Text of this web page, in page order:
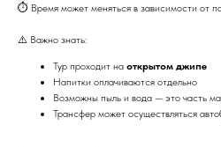
⏱ Время может меняться в зависимости от
⚠️ Важно знать:
Тур проходит на открытом джипе
Напитки оплачиваются отдельно
Возможны пыль и вода — это часть
Трансфер может осуществляться